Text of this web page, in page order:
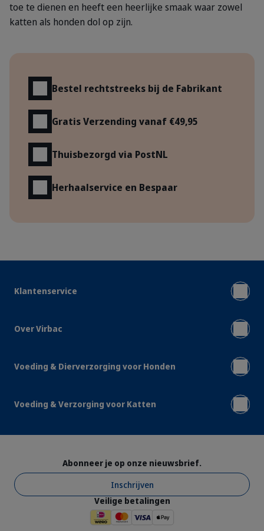
toe te dienen en heeft een heerlijke smaak waar zowel
katten als honden dol op zijn.
Bestel rechtstreeks bij de Fabrikant
Gratis Verzending vanaf €49,95
Thuisbezorgd via PostNL
Herhaalservice en Bespaar
Klantenservice
Over Virbac
Voeding & Dierverzorging voor Honden
Voeding & Verzorging voor Katten
Abonneer je op onze nieuwsbrief.
Inschrijven
Veilige betalingen